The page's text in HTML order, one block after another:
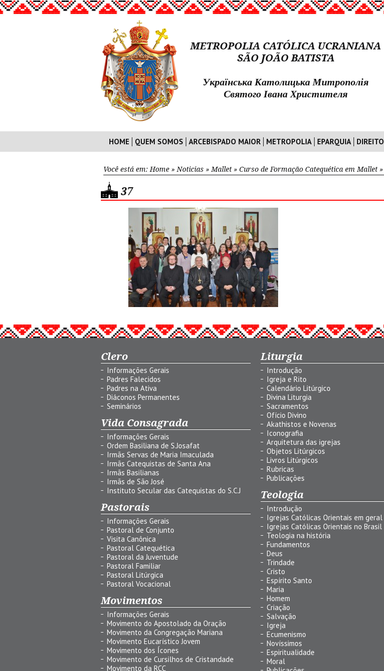
METROPOLIA CATÓLICA UCRANIANA
SÃO JOÃO BATISTA
Українська Католицька Митрополія
Святого Івана Христителя
HOME QUEM SOMOS ARCEBISPADO MAIOR METROPOLIA EPARQUIA DIREITO
Você está em: Home » Noticias » Mallet » Curso de Formação Catequética em Mallet »
37
Clero
Informações Gerais
Padres Falecidos
Padres na Ativa
Diáconos Permanentes
Seminários
Vida Consagrada
Informações Gerais
Ordem Basiliana de S.Josafat
Irmãs Servas de Maria Imaculada
Irmãs Catequistas de Santa Ana
Irmãs Basilianas
Irmãs de São José
Instituto Secular das Catequistas do S.C.J
Pastorais
Informações Gerais
Pastoral de Conjunto
Visita Canônica
Pastoral Catequética
Pastoral da Juventude
Pastoral Familiar
Pastoral Litúrgica
Pastoral Vocacional
Movimentos
Informações Gerais
Movimento do Apostolado da Oração
Movimento da Congregação Mariana
Movimento Eucarístico Jovem
Movimento dos Ícones
Movimento de Cursilhos de Cristandade
Movimento da RCC
Liturgia
Introdução
Igreja e Rito
Calendário Litúrgico
Divina Liturgia
Sacramentos
Ofício Divino
Akathistos e Novenas
Iconografia
Arquitetura das igrejas
Objetos Litúrgicos
Livros Litúrgicos
Rubricas
Publicações
Teologia
Introdução
Igrejas Católicas Orientais em geral
Igrejas Católicas Orientais no Brasil
Teologia na história
Fundamentos
Deus
Trindade
Cristo
Espírito Santo
Maria
Homem
Criação
Salvação
Igreja
Ecumenismo
Novíssimos
Espiritualidade
Moral